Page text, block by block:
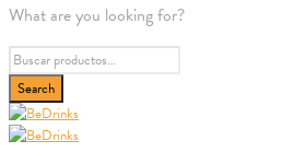
What are you looking for?